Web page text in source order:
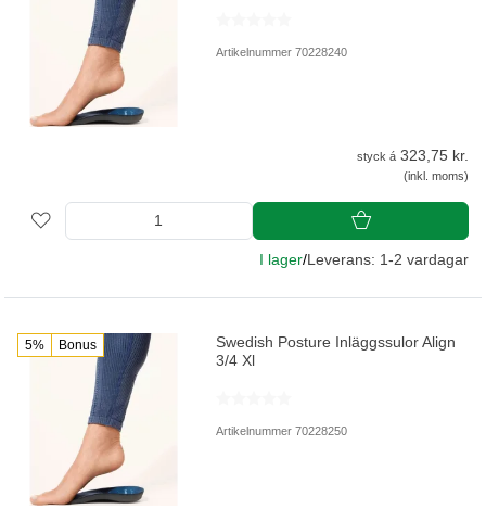
Artikelnummer 70228240
styck á 323,75 kr.
(inkl. moms)
I lager/Leverans: 1-2 vardagar
5% Bonus
Swedish Posture Inläggssulor Align
3/4 Xl
Artikelnummer 70228250